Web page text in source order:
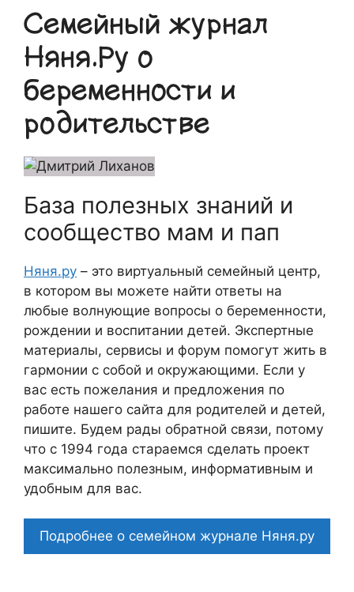
Семейный журнал
Няня.Ру о
беременности и
родительстве
База полезных знаний и
сообщество мам и пап
Няня.ру – это виртуальный семейный центр,
в котором вы можете найти ответы на
любые волнующие вопросы о беременности,
рождении и воспитании детей. Экспертные
материалы, сервисы и форум помогут жить в
гармонии с собой и окружающими. Если у
вас есть пожелания и предложения по
работе нашего сайта для родителей и детей,
пишите. Будем рады обратной связи, потому
что c 1994 года стараемся сделать проект
максимально полезным, информативным и
удобным для вас.
Подробнее о семейном журнале Няня.ру